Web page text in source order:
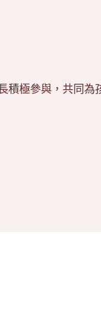
積極參與，共同為